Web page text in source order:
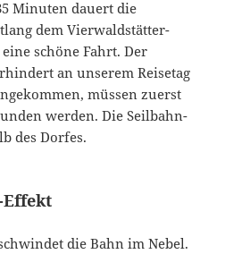
Minuten dauert die
dem Vierwaldstätter-
schöne Fahrt. Der
an unserem Reisetag
müssen zuerst
werden. Die Seilbahn-
des Dorfes.
Effekt
die Bahn im Nebel.